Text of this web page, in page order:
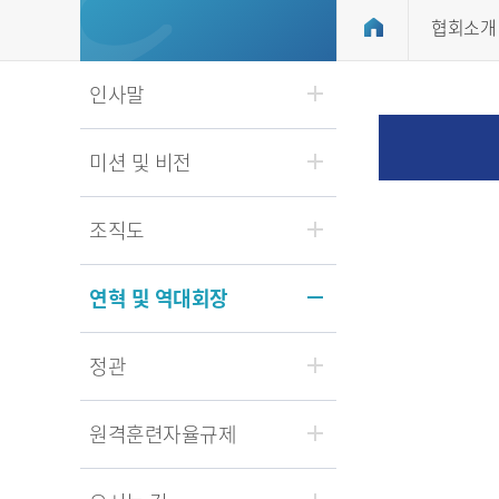
협회소개
인사말
미션 및 비전
조직도
연혁 및 역대회장
정관
원격훈련자율규제